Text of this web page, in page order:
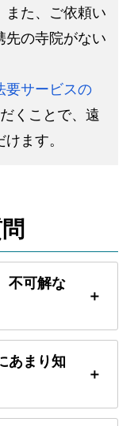
また、ご依頼い
先の寺院がない
要サービスの
くことで、遠
ます。
不可解な
あまり知